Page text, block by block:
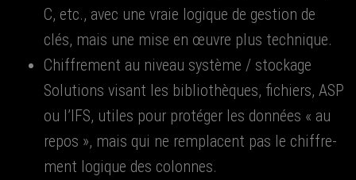
C, etc., avec une vraie logique de ges­tion de
clés, mais une mise en œuvre plus technique.
Chif­fre­ment au niveau sys­tème / sto­ckage
Solu­tions visant les biblio­thèques, fichiers, ASP
ou l’IFS, utiles pour pro­té­ger les don­nées « au
repos », mais qui ne rem­placent pas le chif­fre­
ment logique des colonnes.